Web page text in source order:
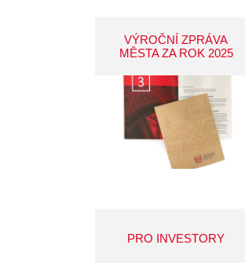
VÝROČNÍ ZPRÁVA
MĚSTA ZA ROK 2025
PRO INVESTORY